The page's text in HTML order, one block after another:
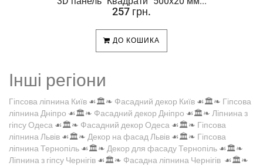
257 грн.
ДО КОШИКА
Інші регіони
Гіпсова ліпнина Київ ☙🏛️❧ Фасадний декор Київ ☙🏛️❧ Гіпсова
ліпнина Дніпро ☙🏛️❧ Фасадний декор Дніпро ☙🏛️❧ Ліпнина з
гіпсу Одеса ☙🏛️❧ Фасадний декор Одеса ☙🏛️❧ Гіпсова
ліпнина Львів ☙🏛️❧ Декор на фасад Львів ☙🏛️❧ Гіпсова
ліпнина Тернопіль ☙🏛️❧ Декор для фасаду Тернопіль ☙🏛️❧
Ліпнина з гіпсу Чернігів ☙🏛️❧ Фасадна ліпнина Чернігів ☙🏛️❧